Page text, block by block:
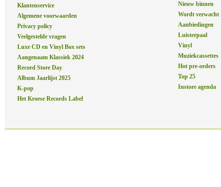
Klantenservice
Algemene voorwaarden
Privacy policy
Veelgestelde vragen
Luxe CD en Vinyl Box sets
Aangenaam Klassiek 2024
Record Store Day
Album Jaarlijst 2025
K-pop
Het Kroese Records Label
Nieuw binnen
Wordt verwacht
Aanbiedingen
Luisterpaal
Vinyl
Muziekcassettes
Hot pre-orders
Top 25
Instore agenda